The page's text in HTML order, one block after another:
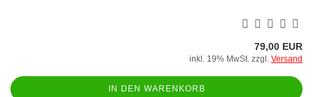
79,00 EUR
inkl. 19% MwSt. zzgl. Versand
IN DEN WARENKORB